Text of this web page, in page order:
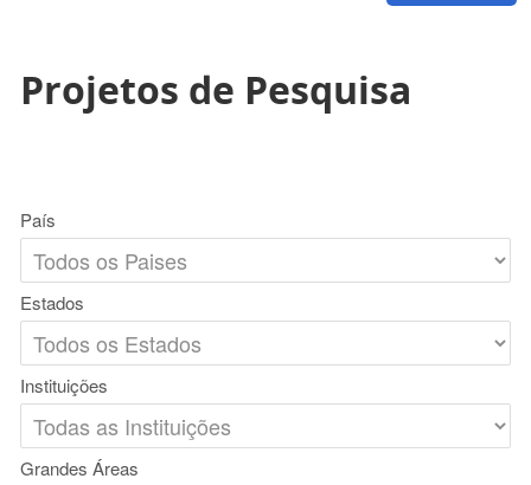
Projetos de Pesquisa
País
Estados
Instituições
Grandes Áreas